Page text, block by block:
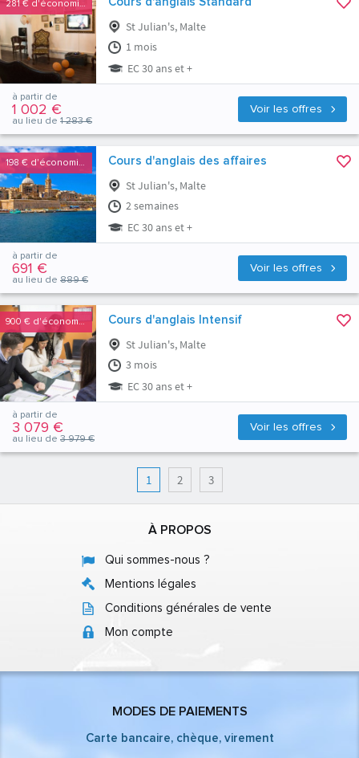
281 € d'économies
St Julian's, Malte
1 mois
EC 30 ans et +
Voir les offres
à partir de
1 002 €
au lieu de 1 283 €
198 € d'économies Cours d'anglais des affaires
St Julian's, Malte
2 semaines
EC 30 ans et +
Voir les offres
à partir de
691 €
au lieu de 889 €
900 € d'économies Cours d'anglais Intensif
St Julian's, Malte
3 mois
EC 30 ans et +
Voir les offres
à partir de
3 079 €
au lieu de 3 979 €
1 2 3
À PROPOS
Qui sommes-nous ?
Mentions légales
Conditions générales de vente
Mon compte
MODES DE PAIEMENTS
Carte bancaire, chèque, virement